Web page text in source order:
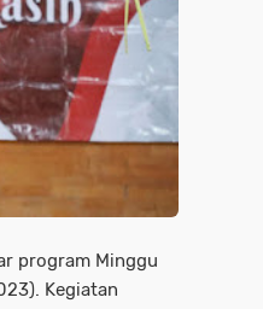
program Minggu
Kegiatan